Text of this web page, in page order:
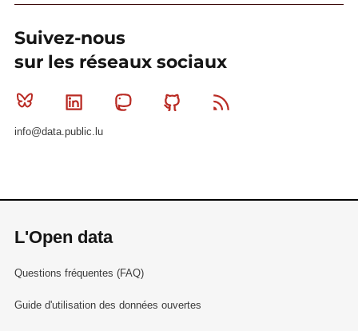
Suivez-nous
sur les réseaux sociaux
Bluesky Linkedin MastodonGithub
info@data.public.lu
L'Open data
Questions fréquentes (FAQ)
Guide d'utilisation des données ouvertes